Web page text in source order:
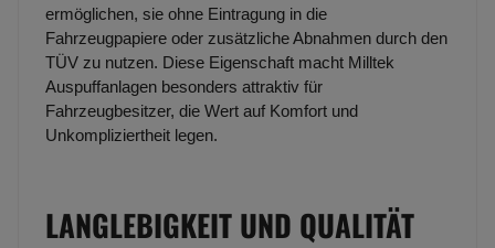
ermöglichen, sie ohne Eintragung in die
Fahrzeugpapiere oder zusätzliche Abnahmen durch den
TÜV zu nutzen. Diese Eigenschaft macht Milltek
Auspuffanlagen besonders attraktiv für
Fahrzeugbesitzer, die Wert auf Komfort und
Unkompliziertheit legen.
LANGLEBIGKEIT UND QUALITÄT